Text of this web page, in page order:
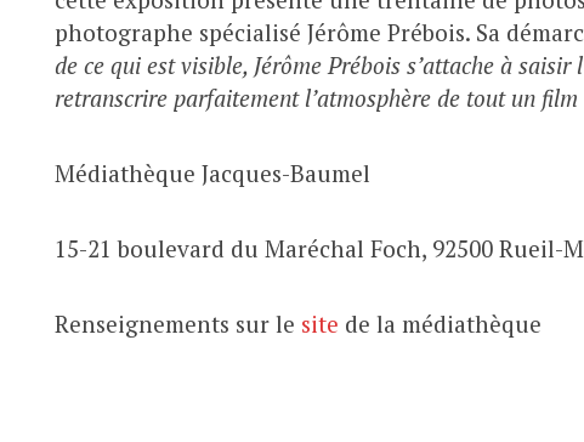
photographe spécialisé Jérôme Prébois. Sa
de ce qui est visible, Jérôme Prébois s’attache à
retranscrire parfaitement l’atmosphère de tout un film
Médiathèque Jacques-Baumel
15-21 boulevard du Maréchal Foch, 92500 Rueil-
Renseignements sur le site de la médiathèque